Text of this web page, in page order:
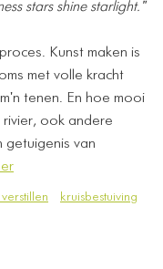
stars shine starlight."
Kunst maken is
met volle kracht
tenen. En hoe mooi
rivier, ook andere
getuigenis van
kruisbestuiving